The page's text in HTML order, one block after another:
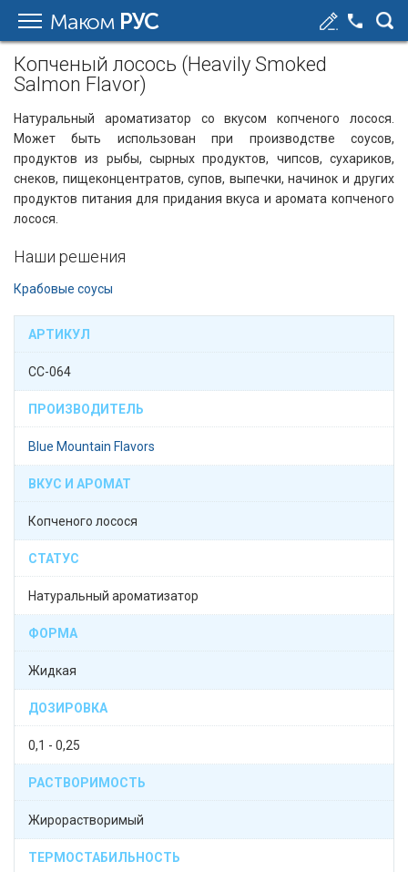
Маком РУС
Копченый лосось (Heavily Smoked
Salmon Flavor)
Натуральный ароматизатор со вкусом копченого лосося.
Может быть использован при производстве соусов,
продуктов из рыбы, сырных продуктов, чипсов, сухариков,
снеков, пищеконцентратов, супов, выпечки, начинок и других
продуктов питания для придания вкуса и аромата копченого
лосося.
Наши решения
Крабовые соусы
АРТИКУЛ
CC-064
ПРОИЗВОДИТЕЛЬ
Blue Mountain Flavors
ВКУС И АРОМАТ
Копченого лосося
СТАТУС
Натуральный ароматизатор
ФОРМА
Жидкая
ДОЗИРОВКА
0,1 - 0,25
РАСТВОРИМОСТЬ
Жирорастворимый
ТЕРМОСТАБИЛЬНОСТЬ